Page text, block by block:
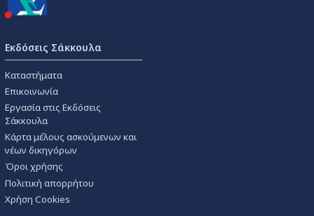
Εκδόσεις Σάκκουλα
Καταστήματα
Επικοινωνία
Εργασία στις Εκδόσεις
Σάκκουλα
Κάρτα μέλους ασκούμενων και
νέων δικηγόρων
Όροι χρήσης
Πολιτική απορρήτου
Χρήση Cookies